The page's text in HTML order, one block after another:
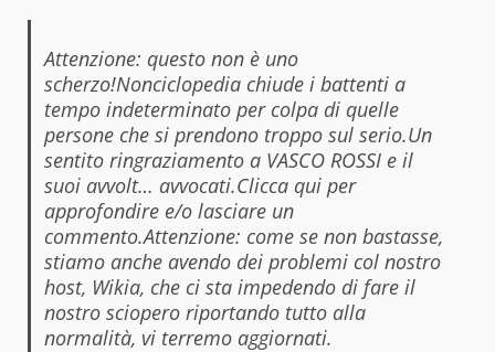
Attenzione: questo non è uno
scherzo!Nonciclopedia chiude i battenti a
tempo indeterminato per colpa di quelle
persone che si prendono troppo sul serio.Un
sentito ringraziamento a VASCO ROSSI e il
suoi avvolt… avvocati.Clicca qui per
approfondire e/o lasciare un
commento.Attenzione: come se non bastasse,
stiamo anche avendo dei problemi col nostro
host, Wikia, che ci sta impedendo di fare il
nostro sciopero riportando tutto alla
normalità, vi terremo aggiornati.